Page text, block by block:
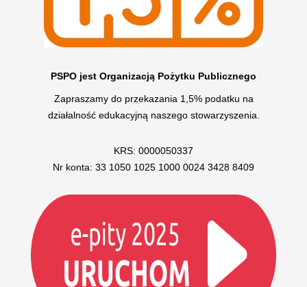
PSPO jest Organizacją Pożytku Publicznego
Zapraszamy do przekazania 1,5% podatku na
działalność edukacyjną naszego stowarzyszenia.
KRS: 0000050337
Nr konta: 33 1050 1025 1000 0024 3428 8409